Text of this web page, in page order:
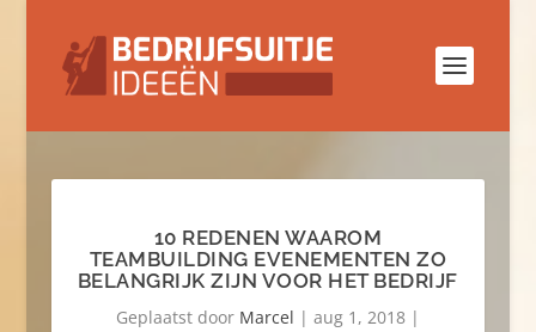
10 REDENEN WAAROM
TEAMBUILDING EVENEMENTEN ZO
BELANGRIJK ZIJN VOOR HET BEDRIJF
Geplaatst door Marcel | aug 1, 2018|